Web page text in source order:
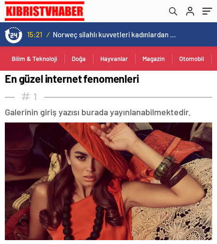
15:21 / Norweç silahlı kuvvetleri kadınlardan oluşan özel kuvvetler eğitimlerini başlattı.
Bilim & Teknoloji Doğa Hayvanlar Magazin Otomobil
En güzel internet fenomenleri
1
Galerinin giriş yazısı burada yayınlanabilmektedir.